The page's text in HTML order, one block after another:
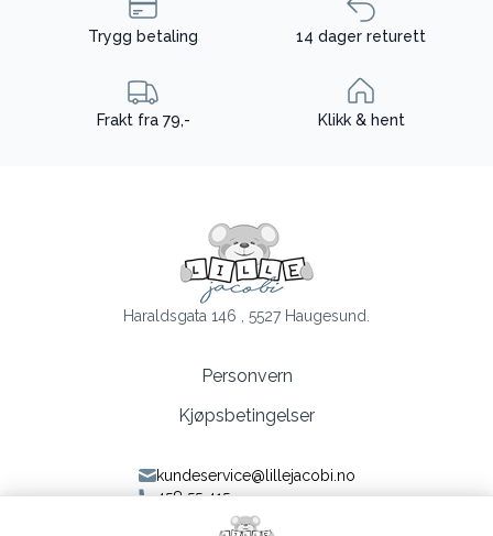
Trygg betaling 14 dager returett
Frakt fra 79,- Klikk & hent
Haraldsgata 146 , 5527 Haugesund.
Personvern
Kjøpsbetingelser
kundeservice@lillejacobi.no
458 55 415
Følg oss på Facebook